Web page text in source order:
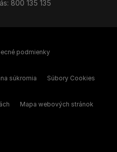
800 135 135
podmienky
súkromia Súbory Cookies
Mapa webových stránok